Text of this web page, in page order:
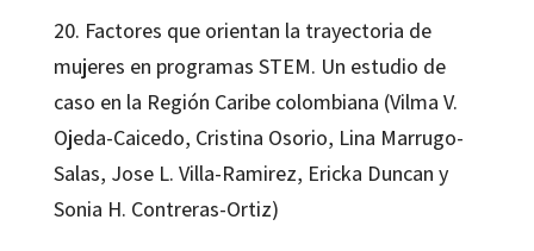
20. Factores que orientan la trayectoria de
mujeres en programas STEM. Un estudio de
caso en la Región Caribe colombiana (Vilma V.
Ojeda-Caicedo, Cristina Osorio, Lina Marrugo-
Salas, Jose L. Villa-Ramirez, Ericka Duncan y
Sonia H. Contreras-Ortiz)